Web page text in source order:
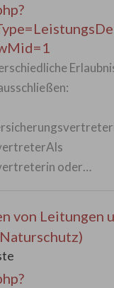
oder…
von Leitungen